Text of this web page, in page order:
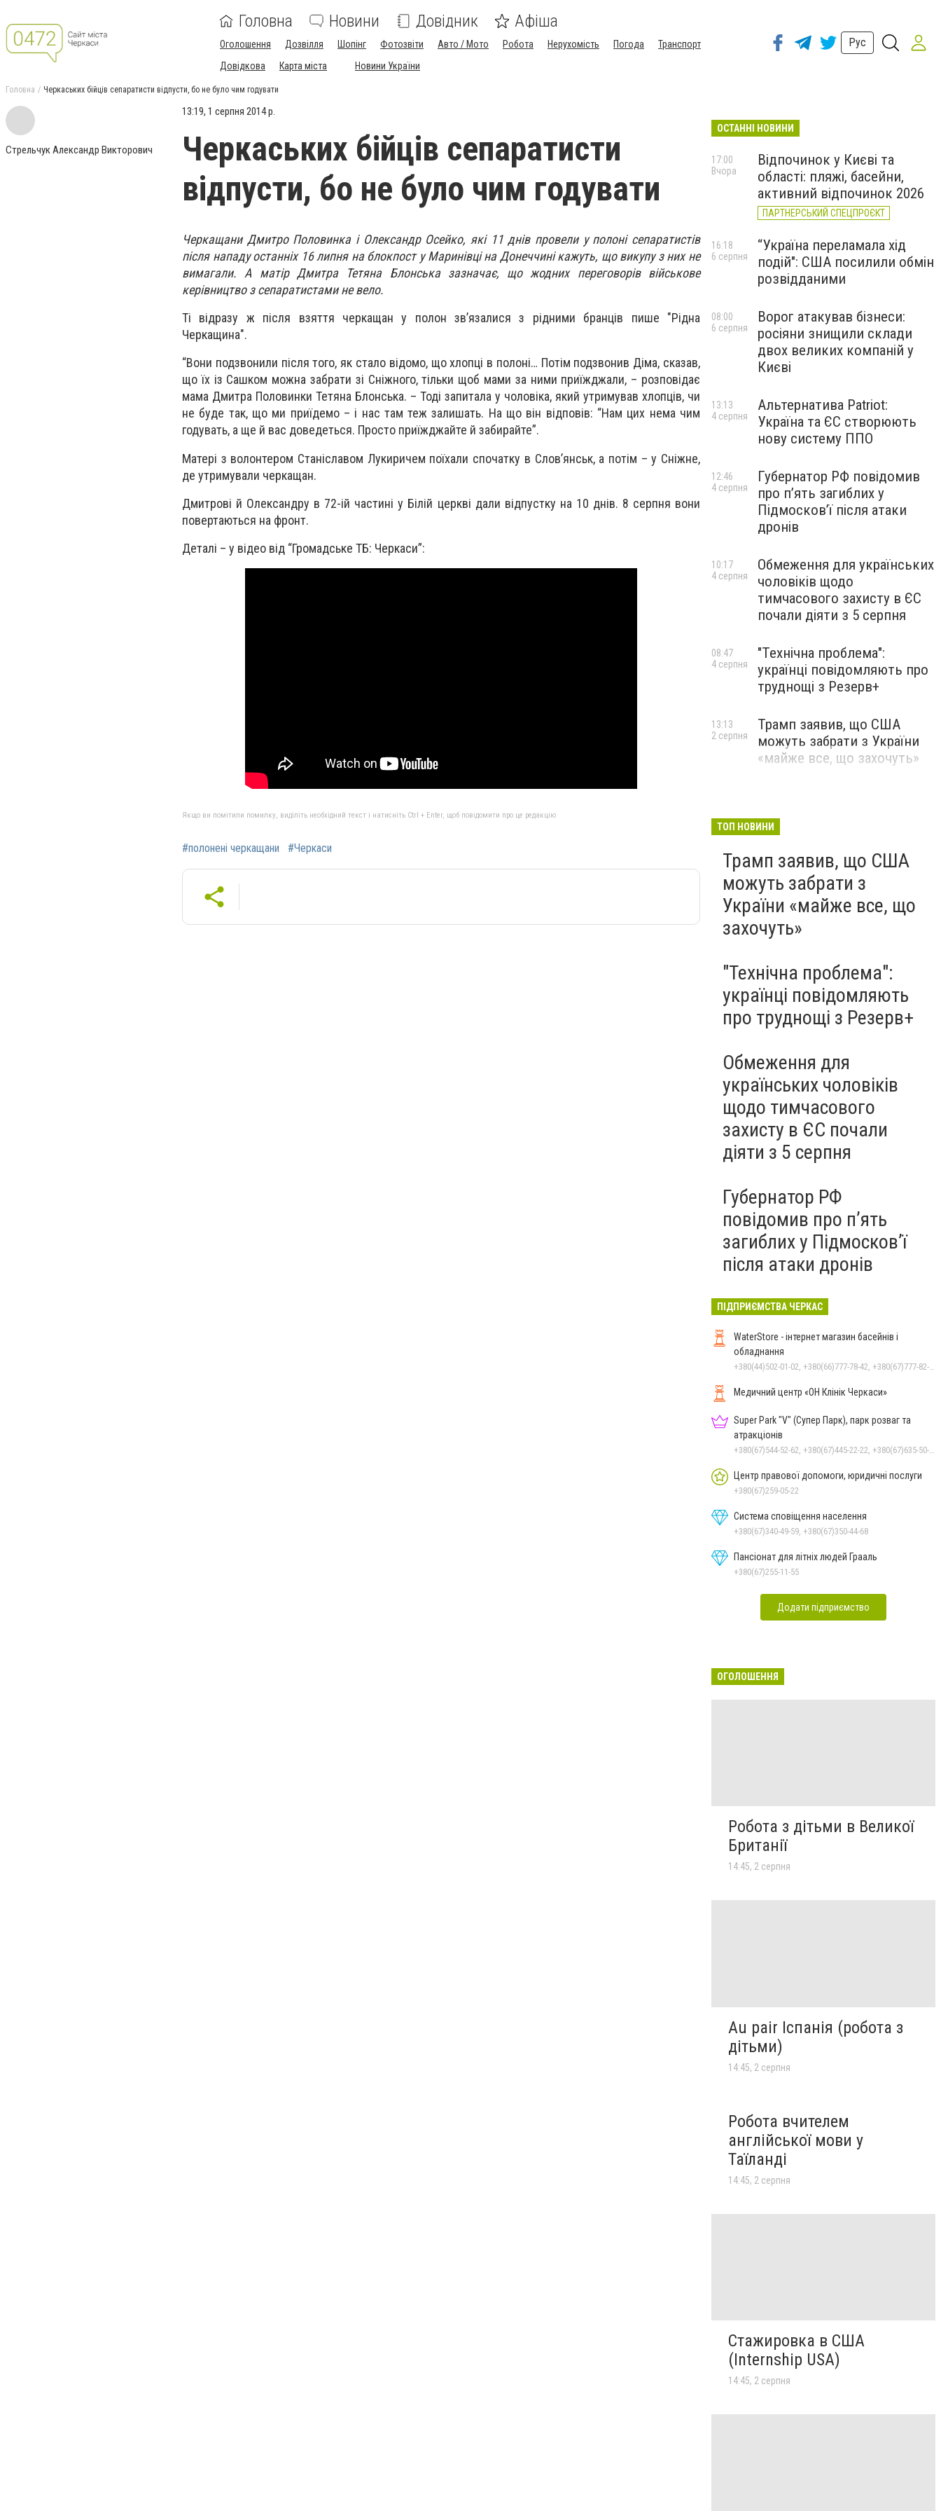
Головна Новини Довідник Афіша
Оголошення Дозвілля Шопінг Фотозвіти Авто / Мото Робота Нерухомість Погода
Транспорт
Довідкова
Карта міста Новини України
Рус
Головна Черкаських бійців сепаратисти відпусти, бо не було чим годувати
Стрельчук Александр Викторович
13:19, 1 серпня 2014 р.
Черкаських бійців сепаратисти
відпусти, бо не було чим годувати
Черкащани Дмитро Половинка і Олександр Осейко, які 11 днів провели у полоні сепаратистів
після нападу останніх 16 липня на блокпост у Маринівці на Донеччині кажуть, що викупу з них не
вимагали. А матір Дмитра Тетяна Блонська зазначає, що жодних переговорів військове
керівництво з сепаратистами не вело.
Ті відразу ж після взяття черкащан у полон зв’язалися з рідними бранців пише "Рідна
Черкащина".
“Вони подзвонили після того, як стало відомо, що хлопці в полоні… Потім подзвонив Діма, сказав,
що їх із Сашком можна забрати зі Сніжного, тільки щоб мами за ними приїжджали, – розповідає
мама Дмитра Половинки Тетяна Блонська. – Тоді запитала у чоловіка, який утримував хлопців, чи
не буде так, що ми приїдемо – і нас там теж залишать. На що він відповів: “Нам цих нема чим
годувать, а ще й вас доведеться. Просто приїжджайте й забирайте”.
Матері з волонтером Станіславом Лукиричем поїхали спочатку в Слов’янськ, а потім – у Сніжне,
де утримували черкащан.
Дмитрові й Олександру в 72-ій частині у Білій церкві дали відпустку на 10 днів. 8 серпня вони
повертаються на фронт.
Деталі – у відео від “Громадське ТБ: Черкаси”:
Якщо ви помітили помилку, виділіть необхідний текст і натисніть Ctrl + Enter, щоб повідомити про це редакцію
#полонені черкащани #Черкаси
ОСТАННІ НОВИНИ
Відпочинок у Києві та
області: пляжі, басейни,
активний відпочинок 2026
ПАРТНЕРСЬКИЙ СПЕЦПРОЄКТ
17:00
Вчора
“Україна переламала хід
подій": США посилили обмін
розвідданими
16:18
6 серпня
Ворог атакував бізнеси:
росіяни знищили склади
двох великих компаній у
Києві
08:00
6 серпня
Альтернатива Patriot:
Україна та ЄС створюють
нову систему ППО
13:13
4 серпня
Губернатор РФ повідомив
про п’ять загиблих у
Підмосков’ї після атаки
дронів
12:46
4 серпня
Обмеження для українських
чоловіків щодо
тимчасового захисту в ЄС
почали діяти з 5 серпня
10:17
4 серпня
"Технічна проблема":
українці повідомляють про
труднощі з Резерв+
08:47
4 серпня
Трамп заявив, що США
можуть забрати з України
«майже все, що захочуть»
13:13
2 серпня
ТОП НОВИНИ
Трамп заявив, що США
можуть забрати з
України «майже все, що
захочуть»
"Технічна проблема":
українці повідомляють
про труднощі з Резерв+
Обмеження для
українських чоловіків
щодо тимчасового
захисту в ЄС почали
діяти з 5 серпня
Губернатор РФ
повідомив про п’ять
загиблих у Підмосков’ї
після атаки дронів
ПІДПРИЄМСТВА ЧЕРКАС
WaterStore - інтернет магазин басейнів і
обладнання
+380(44)502-01-02, +380(66)777-78-42, +380(67)777-82-19, +380(67)890-80-80, +380(73)890-80-80, +380(44)502-01-03
Медичний центр «ОН Клінік Черкаси»
Super Park "V" (Супер Парк), парк розваг та
атракціонів
+380(67)544-52-62, +380(67)445-22-22, +380(67)635-50-50
Центр правової допомоги, юридичні послуги
+380(67)259-05-22
Система сповіщення населення
+380(67)340-49-59, +380(67)350-44-68
Пансіонат для літніх людей Грааль
+380(67)255-11-55
Додати підприємство
ОГОЛОШЕННЯ
Робота з дітьми в Великої
Британії
14:45, 2 серпня
Au pair Іспанія (робота з
дітьми)
14:45, 2 серпня
Робота вчителем
англійської мови у
Таїланді
14:45, 2 серпня
Стажировка в США
(Internship USA)
14:45, 2 серпня